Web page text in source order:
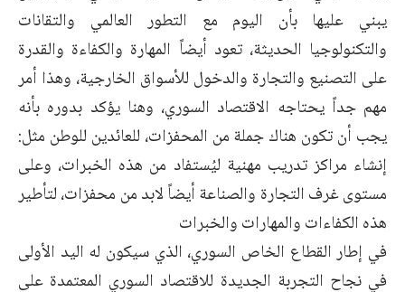
يبني عليها بأن اليوم مع التطور العالمي والتقانات
والتكنولوجيا الحديثة، تعود أيضاً المهارة والكفاءة والقدرة
على التصنيع والتجارة والدخول للأسواق الخارجية، وهذا أمر
مهم جداً يحتاجه الاقتصاد السوري، وهنا يؤكد بدوره بأنه
يجب أن تكون هناك جملة من المحفزات، للعائدين للوطن مثل:
إنشاء مراكز تدريب مهنية ليُستفاد من هذه الخبرات، وعلى
مستوى غرف التجارة والصناعة أيضاً لابد من محفزات، لتأطير
هذه الكفاءات والمهارات والخبرات
في إطار القطاع الخاص السوري، الذي سيكون له اليد الأولى
في نجاح التجربة الجديدة للاقتصاد السوري المعتمدة على